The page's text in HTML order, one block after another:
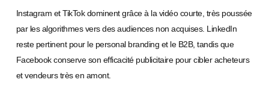
Instagram et TikTok dominent grâce à la vidéo courte, très poussée
par les algorithmes vers des audiences non acquises. LinkedIn
reste pertinent pour le personal branding et le B2B, tandis que
Facebook conserve son efficacité publicitaire pour cibler acheteurs
et vendeurs très en amont.